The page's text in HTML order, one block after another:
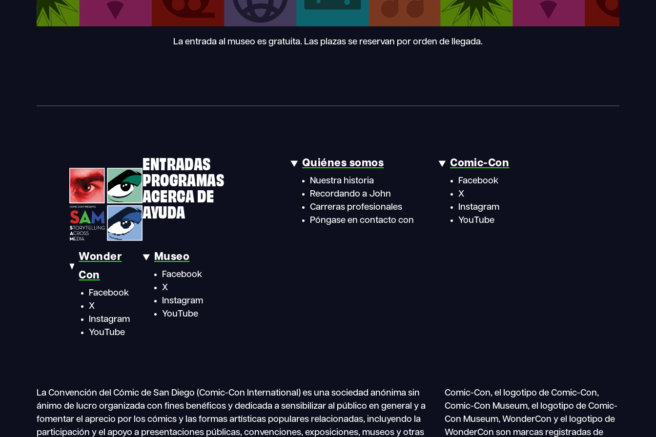
La entrada al museo es gratuita. Las plazas se reservan por orden de llegada.
ENTRADAS
PROGRAMAS
ACERCA DE
AYUDA
Quiénes somos
Nuestra historia
Recordando a John
Carreras profesionales
Póngase en contacto con
Comic-Con
Facebook
X
Instagram
YouTube
Wonder
Con
Facebook
X
Instagram
YouTube
Museo
Facebook
X
Instagram
YouTube
La Convención del Cómic de San Diego (Comic-Con International) es una sociedad anónima sin
ánimo de lucro organizada con fines benéficos y dedicada a sensibilizar al público en general y a
fomentar el aprecio por los cómics y las formas artísticas populares relacionadas, incluyendo la
participación y el apoyo a presentaciones públicas, convenciones, exposiciones, museos y otras
Comic-Con, el logotipo de Comic-Con,
Comic-Con Museum, el logotipo de Comic-
Con Museum, WonderCon y el logotipo de
WonderCon son marcas registradas de